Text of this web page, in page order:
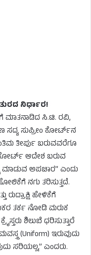
ನಿರ್ಧಾರ!
ಮಾತನಾಡಿದ ಸಿ.ಟಿ. ರವಿ,
ಸದ್ಯ ಸುಪ್ರೀಂ ಕೋರ್ಟ್‌ನ
ತೀರ್ಪು ಬರುವವರೆಗೂ
ಕೋರ್ಟ್ ಆದೇಶ ಬರುವ
ಮಾಡುವ ಅಪಚಾರ” ಎಂದು
ನಗು ತರಿಸುತ್ತದೆ.
ಹೇಳಿಕೆಗೆ
ತರ್ಕ ನೋಡಿ ಮರುಕ
ಶಿಲುಬೆ ಧರಿಸುತ್ತಾರೆ
(Uniform) ಇರುವುದು
ಸರಿಯಲ್ಲ,” ಎಂದರು.